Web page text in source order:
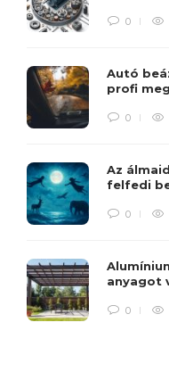
0
Autó
profi
0
Az
felfedi
0
anyagot
0